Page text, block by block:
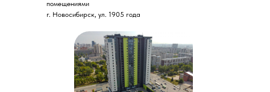
помещениями
г. Новосибирск, ул. 1905 года